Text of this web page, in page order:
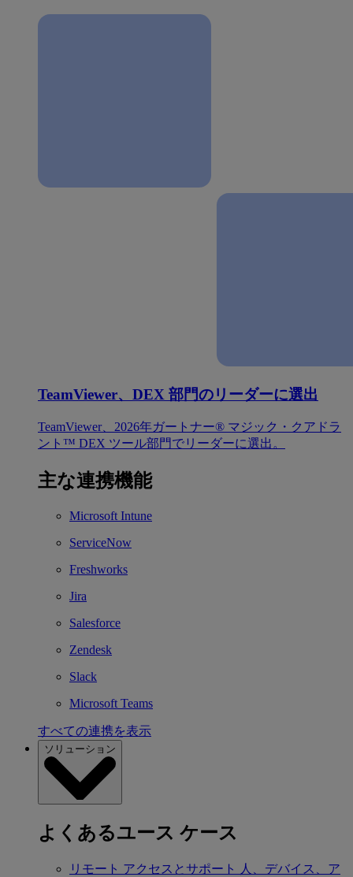
TeamViewer、DEX 部門のリーダーに選出
TeamViewer、2026年ガートナー® マジック・クアドラ
ント™ DEX ツール部門でリーダーに選出。
主な連携機能
Microsoft Intune
ServiceNow
Freshworks
Jira
Salesforce
Zendesk
Slack
Microsoft Teams
すべての連携を表示
ソリューション
よくあるユース ケース
リモート アクセスとサポート
人、デバイス、ア